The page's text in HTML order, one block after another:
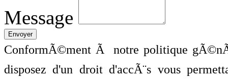
Message
ConformÃ©ment Ã notre politique
disposez d'un droit d'accÃ¨s vous